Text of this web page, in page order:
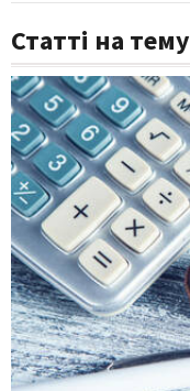
Статті на тему